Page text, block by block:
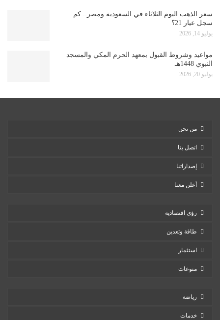
سعر الذهب اليوم الثلاثاء في السعودية ومصر.. كم
سجل عيار 21؟
يوليو 14, 2026
مواعيد وشروط القبول بمعهد الحرم المكي والمسجد
النبوي 1448هـ
يوليو 20, 2026
من نحن
اتصل بنا
إصداراتنا
أعلن معنا
رؤى اقتصادية
طاقة وتعدين
استثمار
منوعات
رياضة
خدمات